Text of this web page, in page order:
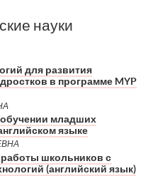
науки
для развития
в программе MYP
младших
языке
школьников с
(английский язык)